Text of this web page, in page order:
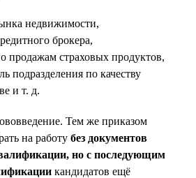
недвижимости,
брокера,
продажам страховых продуктов,
подразделения по качеству
и т. д.
Тем же приказом
на работу без документов
но с последующим
кандидатов ещё